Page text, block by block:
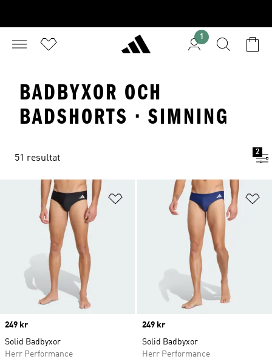
1
BADBYXOR OCH
BADSHORTS · SIMNING
51 resultat
2
Lägg till på önskelistan
Price
249 kr
Solid Badbyxor
Herr Performance
Price
249 kr
Solid Badbyxor
Herr Performance